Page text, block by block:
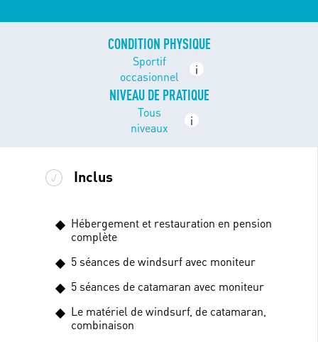
CONDITION PHYSIQUE
Sportif
occasionnel
i
NIVEAU DE PRATIQUE
Tous
niveaux
i
Inclus
Hébergement et restauration en pension
complète
5 séances de windsurf avec moniteur
5 séances de catamaran avec moniteur
Le matériel de windsurf, de catamaran,
combinaison